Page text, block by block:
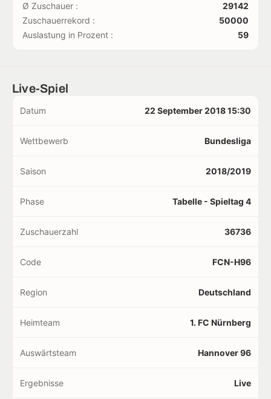
Ø Zuschauer :
29142
Zuschauerrekord :
50000
Auslastung in Prozent :
59
Live-Spiel
Datum 22 September 2018 15:30
Wettbewerb Bundesliga
Saison 2018/2019
Phase Tabelle - Spieltag 4
Zuschauerzahl 36736
Code FCN-H96
Region Deutschland
Heimteam 1. FC Nürnberg
Auswärtsteam Hannover 96
Ergebnisse Live